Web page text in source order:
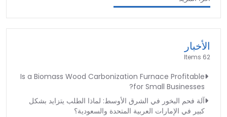
الأخبار
62 Items
Is a Biomass Wood Carbonization Furnace Profitable
for Small Businesses?
آلة فحم البخور في الشرق الأوسط: لماذا الطلب يتزايد بشكل
كبير في الإمارات العربية المتحدة والسعودية؟